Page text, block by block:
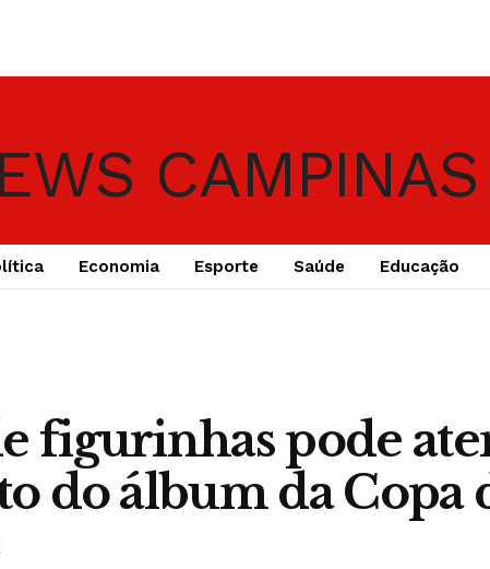
Economia Esporte Saúde Educação
figurinhas pode
do álbum da Copa